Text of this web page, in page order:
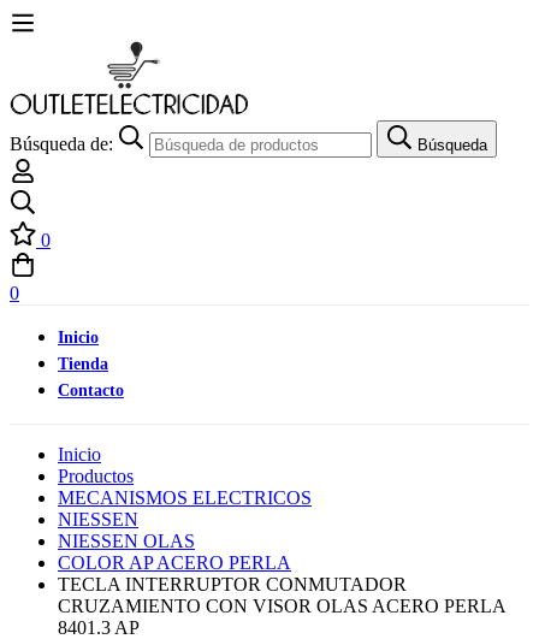
Búsqueda de: Búsqueda
0
0
Inicio
Tienda
Contacto
Inicio
Productos
MECANISMOS ELECTRICOS
NIESSEN
NIESSEN OLAS
COLOR AP ACERO PERLA
TECLA INTERRUPTOR CONMUTADOR
CRUZAMIENTO CON VISOR OLAS ACERO PERLA
8401.3 AP